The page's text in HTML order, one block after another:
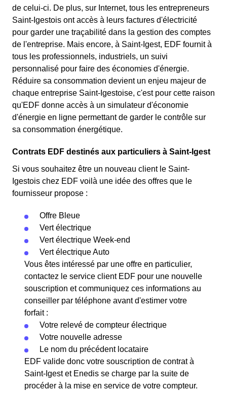
de celui-ci. De plus, sur Internet, tous les entrepreneurs
Saint-Igestois ont accès à leurs factures d'électricité
pour garder une traçabilité dans la gestion des comptes
de l'entreprise. Mais encore, à Saint-Igest, EDF fournit à
tous les professionnels, industriels, un suivi
personnalisé pour faire des économies d'énergie.
Réduire sa consommation devient un enjeu majeur de
chaque entreprise Saint-Igestoise, c'est pour cette raison
qu'EDF donne accès à un simulateur d'économie
d'énergie en ligne permettant de garder le contrôle sur
sa consommation énergétique.
Contrats EDF destinés aux particuliers à Saint-Igest
Si vous souhaitez être un nouveau client le Saint-
Igestois chez EDF voilà une idée des offres que le
fournisseur propose :
Offre Bleue
Vert électrique
Vert électrique Week-end
Vert électrique Auto
Vous êtes intéressé par une offre en particulier,
contactez le service client EDF pour une nouvelle
souscription et communiquez ces informations au
conseiller par téléphone avant d'estimer votre
forfait :
Votre relevé de compteur électrique
Votre nouvelle adresse
Le nom du précédent locataire
EDF valide donc votre souscription de contrat à
Saint-Igest et Enedis se charge par la suite de
procéder à la mise en service de votre compteur.